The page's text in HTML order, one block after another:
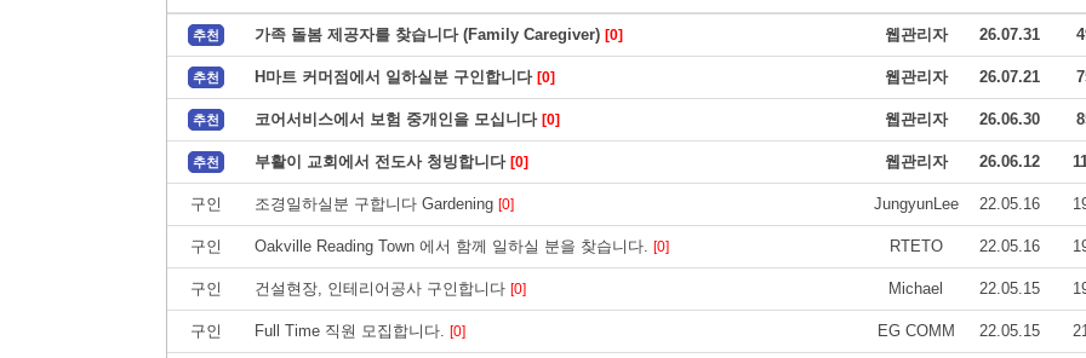
추천 가족 돌봄 제공자를 찾습니다 (Family Caregiver) [0] 웹관리자 26.07.31
추천 H마트 커머점에서 일하실분 구인합니다 [0] 웹관리자 26.07.21
추천 코어서비스에서 보험 중개인을 모십니다 [0] 웹관리자 26.06.30
추천 부활이 교회에서 전도사 청빙합니다 [0] 웹관리자 26.06.12
구인 조경일하실분 구합니다 Gardening [0] JungyunLee 22.05.16
구인 Oakville Reading Town 에서 함께 일하실 분을 찾습니다. [0] RTETO 22.05.16
구인 건설현장, 인테리어공사 구인합니다 [0] Michael 22.05.15
구인 Full Time 직원 모집합니다. [0] EG COMM 22.05.15